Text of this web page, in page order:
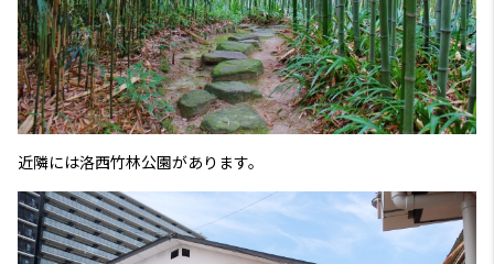
近隣には洛西竹林公園があります。